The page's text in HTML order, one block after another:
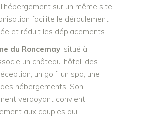
sur un même site.
facilite le déroulement
et réduit les déplacements.
du Roncemay, situé à
un château-hôtel, des
un golf, un spa, une
hébergements. Son
verdoyant convient
aux couples qui